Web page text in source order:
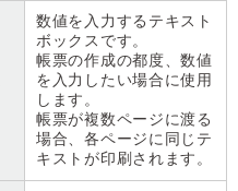
数値を入力するテキスト
ボックスです。
帳票の作成の都度、数値
を入力したい場合に使用
します。
帳票が複数ページに渡る
場合、各ページに同じテ
キストが印刷されます。